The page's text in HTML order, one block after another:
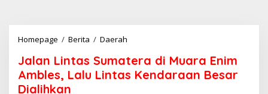
Homepage / Berita / Daerah
l
a
n
Jalan Lintas Sumatera di Muara Enim
Ambles, Lalu Lintas Kendaraan Besar
Dialihkan